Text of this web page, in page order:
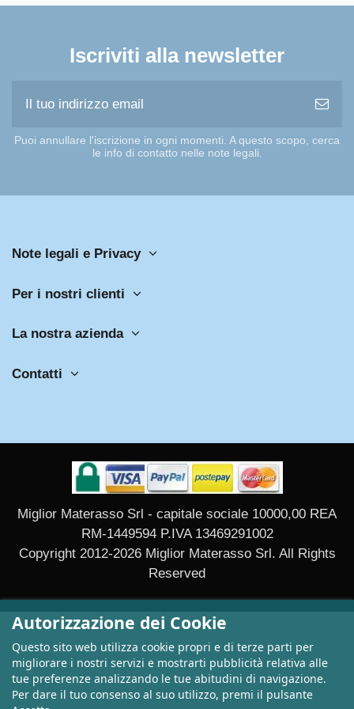
Iscriviti alla newsletter
Puoi annullare l'iscrizione in ogni momenti. A questo scopo, cerca
le info di contatto nelle note legali.
Note legali e Privacy
Per i nostri clienti
La nostra azienda
Contatti
Autorizzazione dei Cookie
Questo sito web utilizza cookie propri e di terze parti per
migliorare i nostri servizi e mostrarti pubblicità relativa alle
tue preferenze analizzando le tue abitudini di navigazione.
Per dare il tuo consenso al suo utilizzo, premi il pulsante
Miglior Materasso Srl - capitale sociale 10000,00 REA
RM-1449594 P.IVA 13469291002
Copyright 2012-2026 Miglior Materasso Srl. All Rights
Reserved